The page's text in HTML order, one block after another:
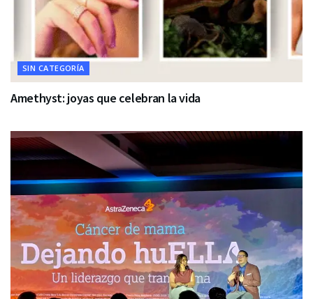
SIN CATEGORÍA
Amethyst: joyas que celebran la vida